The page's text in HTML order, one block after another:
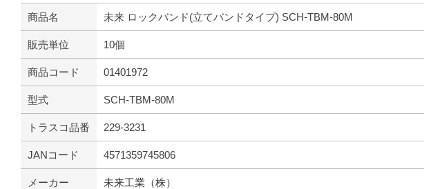
商品名 未来 ロックバンド(立てバンドタイプ) SCH-TBM-80M
販売単位 10個
商品コード 01401972
型式 SCH-TBM-80M
トラスコ品番 229-3231
JANコード 4571359745806
メーカー 未来工業（株）